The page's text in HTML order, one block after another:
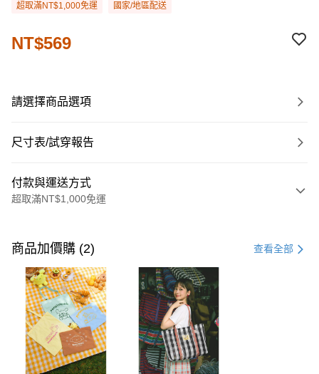
超取滿NT$1,000免運 國家/地區配送
NT$569
請選擇商品選項
尺寸表/試穿報告
付款與運送方式
超取滿NT$1,000免運
信用卡一次付款
購物金
超商取貨付款
LINE Pay
街口支付
商品加價購 (2) 查看全部